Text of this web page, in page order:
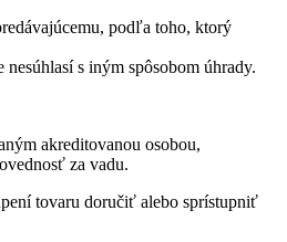
podľa toho, ktorý
s iným spôsobom úhrady.
akreditovanou osobou,
za vadu.
tovaru doručiť alebo sprístupniť